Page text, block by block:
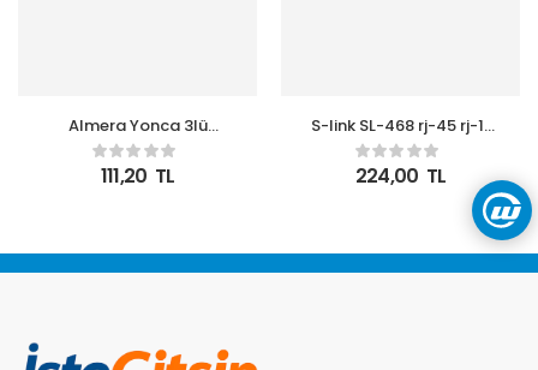
Almera Yonca 3lü
111,20 TL
S-link SL-468 rj-45 rj-11
Lüx Kablo Test Cihazı
224,00 TL